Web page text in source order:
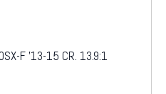
F '13-15 CR. 13.9:1